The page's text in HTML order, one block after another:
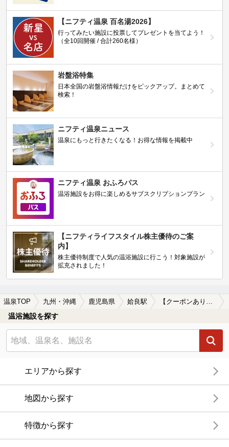
【ニフティ温泉 百名湯2026】
行ってみたい施設に投票してプレゼントを当てよう！
（全10回開催 / 合計260名様）
岩盤浴特集
日本全国の岩盤浴情報だけをピックアップ。まとめて
検索！
ニフティ温泉ニュース
温泉にもっと行きたくなる！お得な情報を掲載中
ニフティ温泉 おふろパス
温浴施設をお得に楽しめるサブスクリプションプラン
【ニフティライフスタイル株主優待のご案
内】
株主優待制度で人気の温浴施設に行こう！対象施設が
拡充されました！
温泉TOP 九州・沖縄 鹿児島県 姶良駅
温浴施設を探す
エリアから探す
地図から探す
特徴から探す